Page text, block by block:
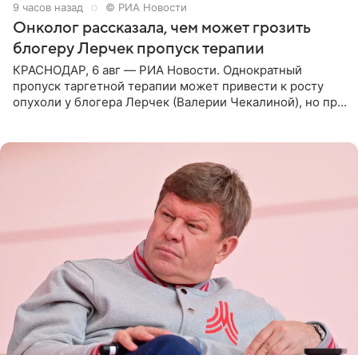
9 часов назад © РИА Новости
Онколог рассказала, чем может грозить
блогеру Лерчек пропуск терапии
КРАСНОДАР, 6 авг — РИА Новости. Однократный
пропуск таргетной терапии может привести к росту
опухоли у блогера Лерчек (Валерии Чекалиной), но при